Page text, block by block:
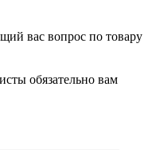
вас вопрос по товару
обязательно вам